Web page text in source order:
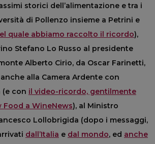
storici dell’alimentazione e tra i
di Pollenzo insieme a Petrini e
quale abbiamo raccolto il ricordo),
Stefano Lo Russo al presidente
Alberto Cirio, da Oscar Farinetti,
alla Camera Ardente con
(e con il video-ricordo, gentilmente
Food a WineNews), al Ministro
Lollobrigida (dopo i messaggi,
dall’Italia e dal mondo, ed anche